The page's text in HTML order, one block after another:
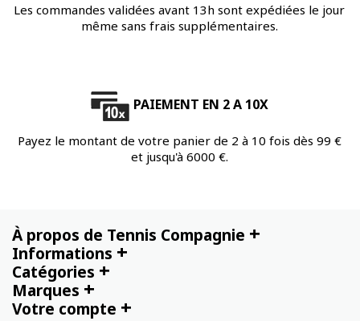
Les commandes validées avant 13h sont expédiées le jour
même sans frais supplémentaires.
PAIEMENT EN 2 A 10X
Payez le montant de votre panier de 2 à 10 fois dès 99 €
et jusqu'à 6000 €.
À propos de Tennis Compagnie +
Informations +
Catégories +
Marques +
Votre compte +